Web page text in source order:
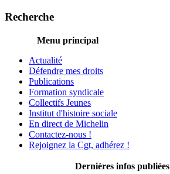
Recherche
Menu principal
Actualité
Défendre mes droits
Publications
Formation syndicale
Collectifs Jeunes
Institut d'histoire sociale
En direct de Michelin
Contactez-nous !
Rejoignez la Cgt, adhérez !
Dernières infos publiées